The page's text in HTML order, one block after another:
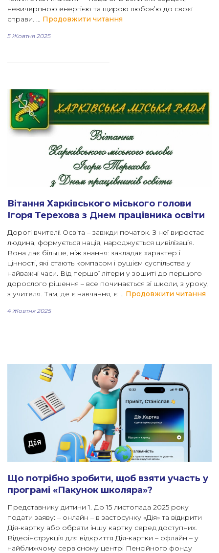
невичерпною енергією та щирою любов’ю до своєї
справи. … Продовжити читання
5 Жовтня 2025
Вітання Харківського міського голови
Ігоря Терехова з Днем працівника освіти
Дорогі вчителі! Освіта – завжди початок. З неї виростає
людина, формується нація, народжується цивілізація.
Вона дає більше, ніж знання: закладає характер і
цінності, які стають компасом і рушієм суспільства у
найважчі часи. Від першої літери у зошиті до першого
дорослого рішення – все починається зі школи, з уроку,
з учителя. Там, де є навчання, є … Продовжити читання
4 Жовтня 2025
Що потрібно зробити, щоб взяти участь у
програмі «Пакунок школяра»?
Представнику дитини 1. До 15 листопада 2025 року
подати заяву: – онлайн – в застосунку «Дія» та відкрити
Дія-картку або обрати іншу картку серед доступних.
Відеоінструкція для відкриття Дія-картки – офлайн – у
найближчому сервісному центрі Пенсійного фонду